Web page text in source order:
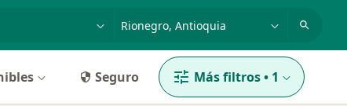
enfermedad o nombre
Seguro Más filtros• 1